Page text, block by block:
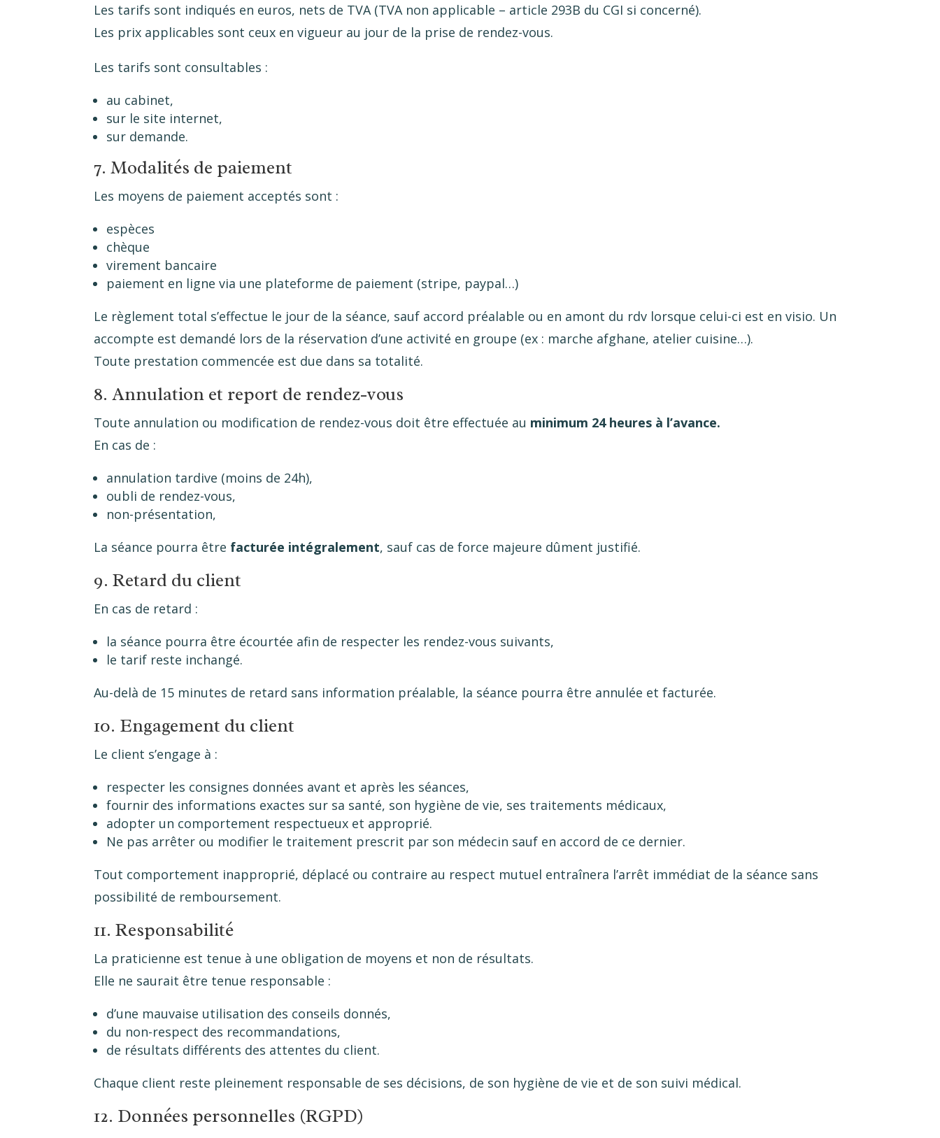
Les tarifs sont indiqués en euros, nets de TVA (TVA non applicable – article 293B du CGI si concerné).
Les prix applicables sont ceux en vigueur au jour de la prise de rendez-vous.
Les tarifs sont consultables :
au cabinet,
sur le site internet,
sur demande.
7. Modalités de paiement
Les moyens de paiement acceptés sont :
espèces
chèque
virement bancaire
paiement en ligne via une plateforme de paiement (stripe, paypal…)
Le règlement total s’effectue le jour de la séance, sauf accord préalable ou en amont du rdv lorsque celui-ci est en visio. Un
accompte est demandé lors de la réservation d’une activité en groupe (ex : marche afghane, atelier cuisine…).
Toute prestation commencée est due dans sa totalité.
8. Annulation et report de rendez-vous
Toute annulation ou modification de rendez-vous doit être effectuée au minimum 24 heures à l’avance.
En cas de :
annulation tardive (moins de 24h),
oubli de rendez-vous,
non-présentation,
La séance pourra être facturée intégralement, sauf cas de force majeure dûment justifié.
9. Retard du client
En cas de retard :
la séance pourra être écourtée afin de respecter les rendez-vous suivants,
le tarif reste inchangé.
Au-delà de 15 minutes de retard sans information préalable, la séance pourra être annulée et facturée.
10. Engagement du client
Le client s’engage à :
respecter les consignes données avant et après les séances,
fournir des informations exactes sur sa santé, son hygiène de vie, ses traitements médicaux,
adopter un comportement respectueux et approprié.
Ne pas arrêter ou modifier le traitement prescrit par son médecin sauf en accord de ce dernier.
Tout comportement inapproprié, déplacé ou contraire au respect mutuel entraînera l’arrêt immédiat de la séance sans
possibilité de remboursement.
11. Responsabilité
La praticienne est tenue à une obligation de moyens et non de résultats.
Elle ne saurait être tenue responsable :
d’une mauvaise utilisation des conseils donnés,
du non-respect des recommandations,
de résultats différents des attentes du client.
Chaque client reste pleinement responsable de ses décisions, de son hygiène de vie et de son suivi médical.
12. Données personnelles (RGPD)